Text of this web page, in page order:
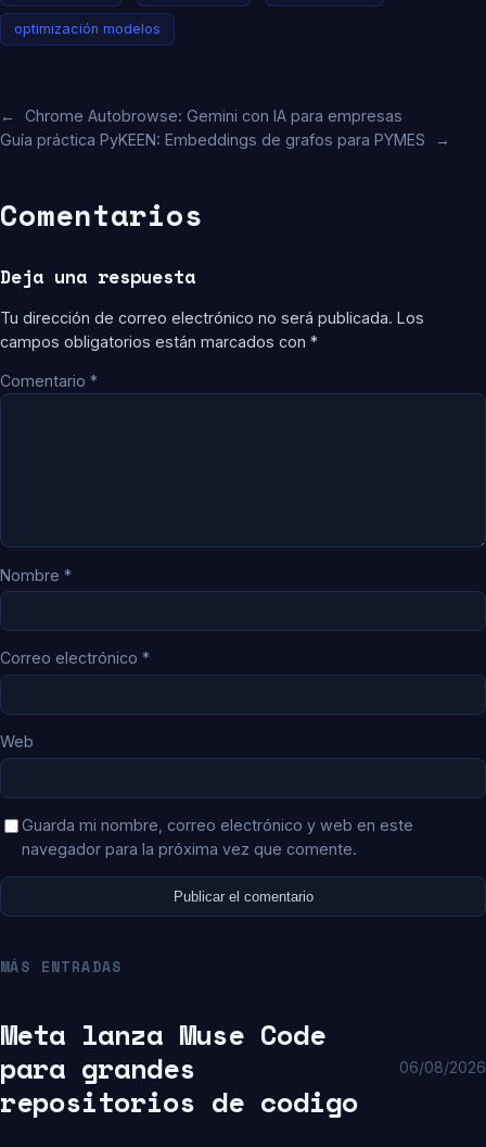
optimización modelos
←
Chrome Autobrowse: Gemini con IA para empresas
Guía práctica PyKEEN: Embeddings de grafos para PYMES
→
Comentarios
Deja una respuesta
Tu dirección de correo electrónico no será publicada. Los
campos obligatorios están marcados con *
Comentario *
Nombre *
Correo electrónico *
Web
Guarda mi nombre, correo electrónico y web en este
navegador para la próxima vez que comente.
MÁS ENTRADAS
Meta lanza Muse Code
para grandes
repositorios de codigo
06/08/2026